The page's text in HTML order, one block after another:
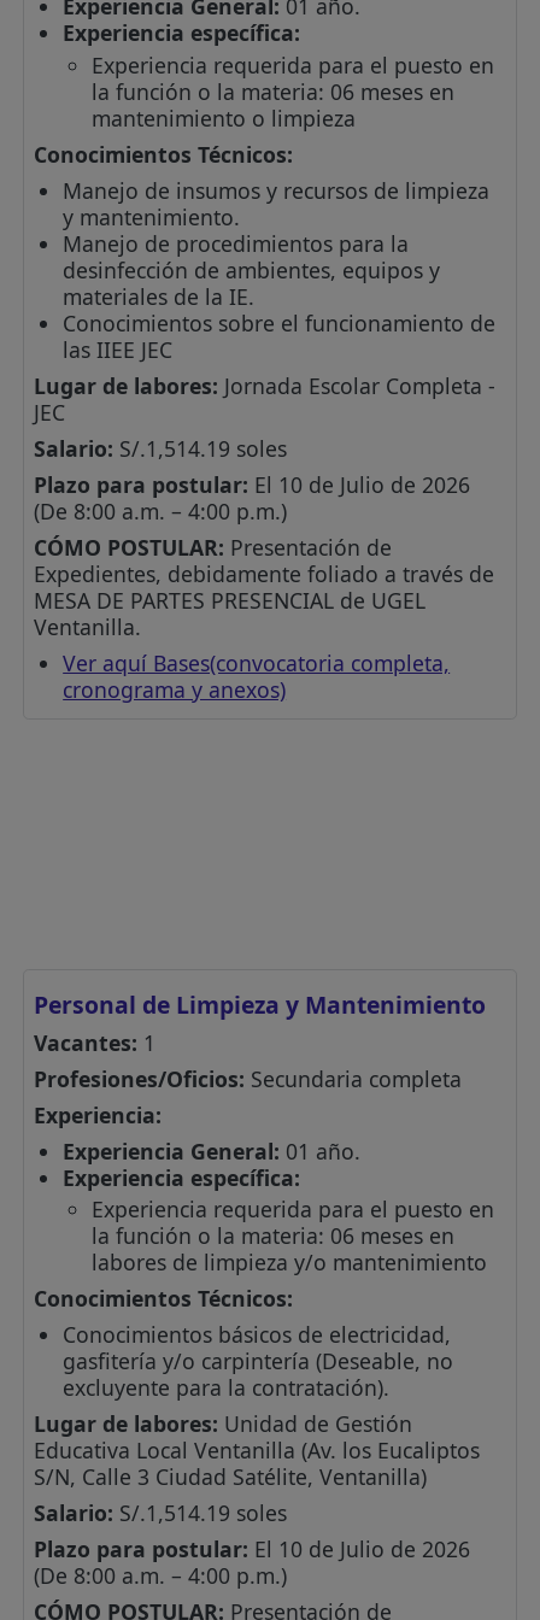
Experiencia General: 01 año.
Experiencia específica:
Experiencia requerida para el puesto en
la función o la materia: 06 meses en
mantenimiento o limpieza
Conocimientos Técnicos:
Manejo de insumos y recursos de limpieza
y mantenimiento.
Manejo de procedimientos para la
desinfección de ambientes, equipos y
materiales de la IE.
Conocimientos sobre el funcionamiento de
las IIEE JEC
Lugar de labores: Jornada Escolar Completa -
JEC
Salario: S/.1,514.19 soles
Plazo para postular: El 10 de Julio de 2026
(De 8:00 a.m. – 4:00 p.m.)
CÓMO POSTULAR: Presentación de
Expedientes, debidamente foliado a través de
MESA DE PARTES PRESENCIAL de UGEL
Ventanilla.
Ver aquí Bases(convocatoria completa,
cronograma y anexos)
Personal de Limpieza y Mantenimiento
Vacantes: 1
Profesiones/Oficios: Secundaria completa
Experiencia:
Experiencia General: 01 año.
Experiencia específica:
Experiencia requerida para el puesto en
la función o la materia: 06 meses en
labores de limpieza y/o mantenimiento
Conocimientos Técnicos:
Conocimientos básicos de electricidad,
gasfitería y/o carpintería (Deseable, no
excluyente para la contratación).
Lugar de labores: Unidad de Gestión
Educativa Local Ventanilla (Av. los Eucaliptos
S/N, Calle 3 Ciudad Satélite, Ventanilla)
Salario: S/.1,514.19 soles
Plazo para postular: El 10 de Julio de 2026
(De 8:00 a.m. – 4:00 p.m.)
CÓMO POSTULAR: Presentación de